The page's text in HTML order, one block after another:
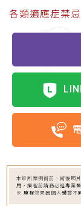
各類適應症禁
本診所案例術前、術後照
用，療程前請務必經專業
※ 療程效果因個人體質不